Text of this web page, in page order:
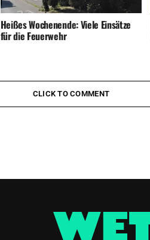
Heißes Wochenende: Viele Einsätze
für die Feuerwehr
CLICK TO COMMENT